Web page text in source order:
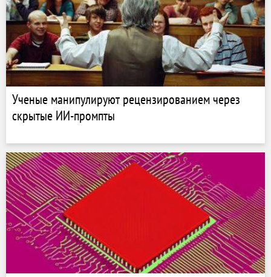
Ученые манипулируют рецензированием через
скрытые ИИ-промпты